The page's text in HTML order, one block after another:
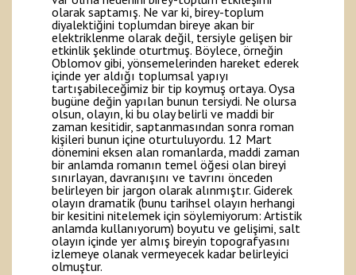
olarak saptamış. Ne var ki, birey-toplum
diyalektiğini toplumdan bireye akan bir
elektriklenme olarak değil, tersiyle gelişen bir
etkinlik şeklinde oturtmuş. Böylece, örneğin
Oblomov gibi, yönsemelerinden hareket ederek
içinde yer aldığı toplumsal yapıyı
tartışabileceğimiz bir tip koymuş ortaya. Oysa
bugüne değin yapılan bunun tersiydi. Ne olursa
olsun, olayın, ki bu olay belirli ve maddi bir
zaman kesitidir, saptanmasından sonra roman
kişileri bunun içine oturtuluyordu. 12 Mart
dönemini eksen alan romanlarda, maddi zaman
bir anlamda romanın temel öğesi olan bireyi
sınırlayan, davranışını ve tavrını önceden
belirleyen bir jargon olarak alınmıştır. Giderek
olayın dramatik (bunu tarihsel olayın herhangi
bir kesitini nitelemek için söylemiyorum: Artistik
anlamda kullanıyorum) boyutu ve gelişimi, salt
olayın içinde yer almış bireyin topografyasını
izlemeye olanak vermeyecek kadar belirleyici
olmuştur.